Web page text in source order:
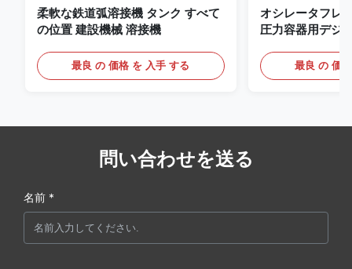
柔軟な鉄道弧溶接機 タンク すべて
の位置 建設機械 溶接機
最良 の 価格 を 入手 する
オシレータフレ
圧力容器用デジ
ッジ
最良 の 価
問い合わせを送る
名前 *